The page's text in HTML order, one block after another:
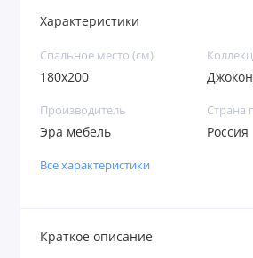
Характеристики
Спальное место (см)
180х200
Производитель
Эра мебель
Страна
Россия
Все характеристики
Краткое описание